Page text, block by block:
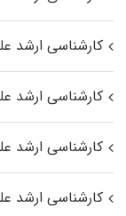
کارشناسی ارشد
کارشناسی ارشد
کارشناسی ارشد
کارشناسی ارشد